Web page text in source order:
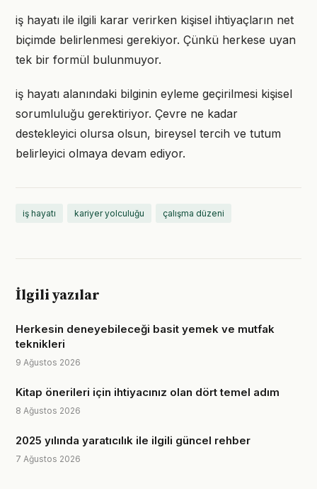
iş hayatı ile ilgili karar verirken kişisel ihtiyaçların net
biçimde belirlenmesi gerekiyor. Çünkü herkese uyan
tek bir formül bulunmuyor.
iş hayatı alanındaki bilginin eyleme geçirilmesi kişisel
sorumluluğu gerektiriyor. Çevre ne kadar
destekleyici olursa olsun, bireysel tercih ve tutum
belirleyici olmaya devam ediyor.
iş hayatı kariyer yolculuğu çalışma düzeni
İlgili yazılar
Herkesin deneyebileceği basit yemek ve mutfak
teknikleri
9 Ağustos 2026
Kitap önerileri için ihtiyacınız olan dört temel adım
8 Ağustos 2026
2025 yılında yaratıcılık ile ilgili güncel rehber
7 Ağustos 2026